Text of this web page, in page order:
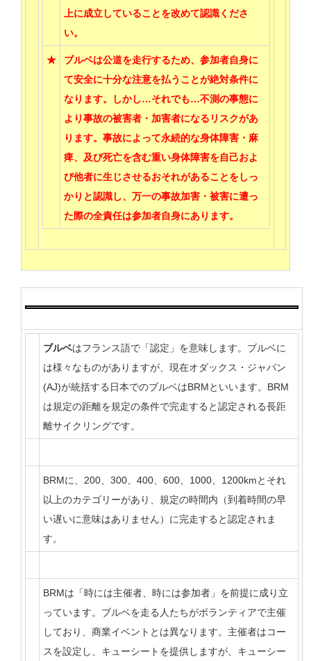
上に成立していることを改めて認識くださ
い。
★
ブルベは公道を走行するため、参加者自身に
て安全に十分な注意を払うことが絶対条件に
なります。しかし…それでも…不測の事態に
より事故の被害者・加害者になるリスクがあ
ります。事故によって永続的な身体障害・麻
痺、及び死亡を含む重い身体障害を自己およ
び他者に生じさせるおそれがあることをしっ
かりと認識し、万一の事故加害・被害に遭っ
た際の全責任は参加者自身にあります。
ブルベはフランス語で「認定」を意味します。ブルベに
は様々なものがありますが、現在オダックス・ジャパン
(AJ)が統括する日本でのブルベはBRMといいます。BRM
は規定の距離を規定の条件で完走すると認定される長距
離サイクリングです。
BRMに、200、300、400、600、1000、1200kmとそれ
以上のカテゴリーがあり、規定の時間内（到着時間の早
い遅いに意味はありません）に完走すると認定されま
す。
BRMは「時には主催者、時には参加者」を前提に成り立
っています。ブルベを走る人たちがボランティアで主催
しており、商業イベントとは異なります。主催者はコー
スを設定し、キューシートを提供しますが、キューシー